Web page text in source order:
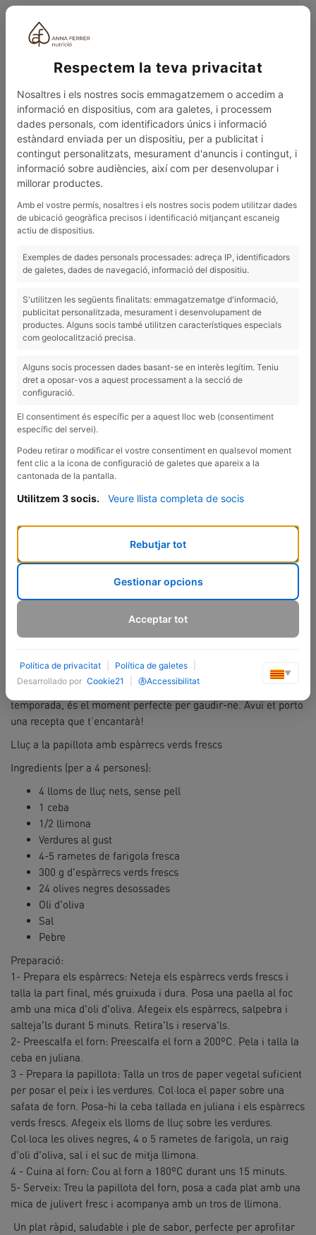
ESP
MENÚ 0
07/02/2025
Lluç a la papillota amb espàrrecs
verds frescs
LLUÇ A LA PAPILLOTA AMB ESPÀRRECS VERDS
Si t’agrada anar a buscar-ne o simplement aprofitar els de
temporada, és el moment perfecte per gaudir-ne. Avui et porto
una recepta que t’encantarà!
Lluç a la papillota amb espàrrecs verds frescs
Ingredients (per a 4 persones):
4 lloms de lluç nets, sense pell
1 ceba
1/2 llimona
Verdures al gust
4-5 rametes de farigola fresca
300 g d'espàrrecs verds frescs
24 olives negres desossades
Oli d'oliva
Sal
Pebre
Preparació:
1- Prepara els espàrrecs: Neteja els espàrrecs verds frescs i
talla la part final, més gruixuda i dura. Posa una paella al foc
amb una mica d'oli d'oliva. Afegeix els espàrrecs, salpebra i
salteja'ls durant 5 minuts. Retira'ls i reserva'ls.
2️- Preescalfa el forn: Preescalfa el forn a 200ºC. Pela i talla la
ceba en juliana.
3 - Prepara la papillota: Talla un tros de paper vegetal suficient
per posar el peix i les verdures. Col·loca el paper sobre una
safata de forn. Posa-hi la ceba tallada en juliana i els espàrrecs
verds frescs. Afegeix els lloms de lluç sobre les verdures.
Col·loca les olives negres, 4 o 5 rametes de farigola, un raig
d'oli d'oliva, sal i el suc de mitja llimona.
4 - Cuina al forn: Cou al forn a 180ºC durant uns 15 minuts.
5- Serveix: Treu la papillota del forn, posa a cada plat amb una
mica de julivert fresc i acompanya amb un tros de llimona.
Un plat ràpid, saludable i ple de sabor, perfecte per aprofitar
Respectem la teva privacitat
Nosaltres i els nostres socis emmagatzemem o accedim a
informació en dispositius, com ara galetes, i processem
dades personals, com identificadors únics i informació
estàndard enviada per un dispositiu, per a publicitat i
contingut personalitzats, mesurament d'anuncis i contingut, i
informació sobre audiències, així com per desenvolupar i
millorar productes.
Amb el vostre permís, nosaltres i els nostres socis podem utilitzar dades
de ubicació geogràfica precisos i identificació mitjançant escaneig
actiu de dispositius.
Exemples de dades personals processades: adreça IP, identificadors
de galetes, dades de navegació, informació del dispositiu.
S'utilitzen les següents finalitats: emmagatzematge d'informació,
publicitat personalitzada, mesurament i desenvolupament de
productes. Alguns socis també utilitzen característiques especials
com geolocalització precisa.
Alguns socis processen dades basant-se en interès legítim. Teniu
dret a oposar-vos a aquest processament a la secció de
configuració.
El consentiment és específic per a aquest lloc web (consentiment
específic del servei).
Podeu retirar o modificar el vostre consentiment en qualsevol moment
fent clic a la icona de configuració de galetes que apareix a la
cantonada de la pantalla.
Utilitzem 3 socis. Veure llista completa de socis
Rebutjar tot
Gestionar opcions
Acceptar tot
Política de privacitat Política de galetes
Desarrollado por Cookie21 Accessibilitat
▼